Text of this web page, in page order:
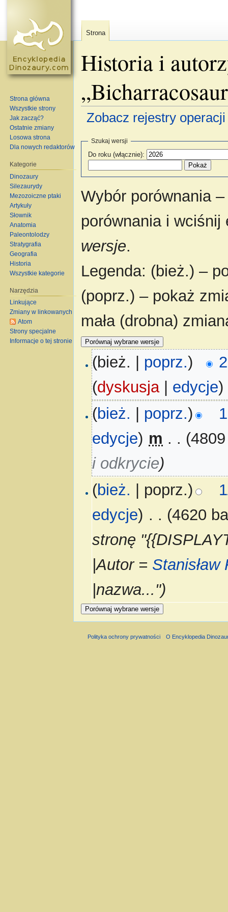
Historia i
Zobacz rejestry
Szukaj wersji
Do roku (włącznie):
Wybór porównania
porównania i
wersje.
Legenda: (bież.) –
(poprz.) – pokaż
mała (drobna)
(bież. | poprz.)
(dyskusja| edycje)
(bież. poprz.)
edycje) m . .
i odkrycie)
(bież. | poprz.)
edycje) . . (4620
stronę
|Autor = Stanisław
|nazwa...")
Strona
Strona główna
Wszystkie strony
Jak zacząć?
Ostatnie zmiany
Losowa strona
Dla nowych redaktorów
Kategorie
Dinozaury
Silezaurydy
Mezozoiczne ptaki
Artykuły
Słownik
Anatomia
Paleontolodzy
Stratygrafia
Geografia
Historia
Wszystkie kategorie
Narzędzia
Linkujące
Zmiany w linkowanych
Atom
Strony specjalne
Informacje o tej stronie
Polityka ochrony prywatności O Encyklopedia